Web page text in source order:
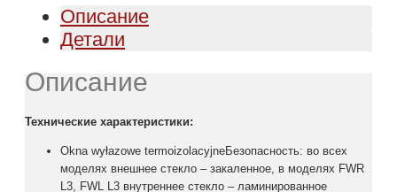
Описание
Детали
Описание
Технические характеристики:
Okna wyłazowe termoizolacyjneБезопасность: во всех
моделях внешнее стекло – закаленное, в моделях FWR
L3, FWL L3 внутреннее стекло – ламинированное